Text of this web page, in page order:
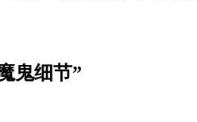
鬼细节”